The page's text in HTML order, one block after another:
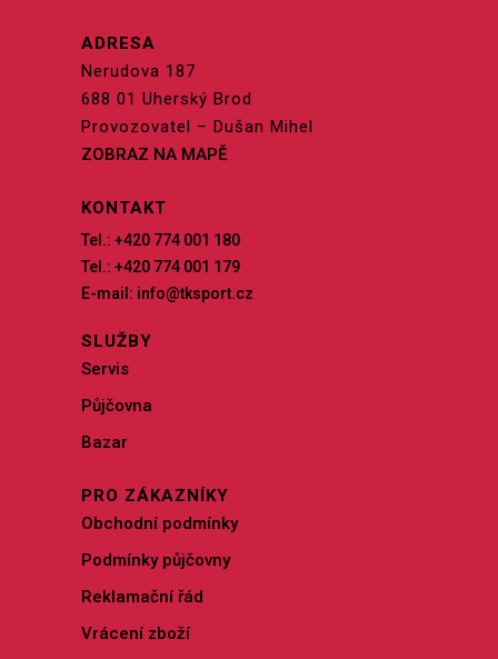
ADRESA
Nerudova 187
688 01 Uherský Brod
Provozovatel – Dušan Mihel
ZOBRAZ NA MAPĚ
KONTAKT
Tel.: +420 774 001 180
Tel.: +420 774 001 179
E-mail: info@tksport.cz
SLUŽBY
Servis
Půjčovna
Bazar
PRO ZÁKAZNÍKY
Obchodní podmínky
Podmínky půjčovny
Reklamační řád
Vrácení zboží